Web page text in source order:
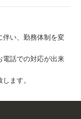
伴い、勤務体制を変
電話での対応が出来
ます。